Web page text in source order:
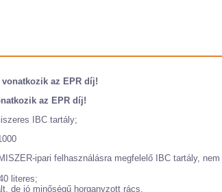
az EPR díj!
az EPR díj!
IBC tartály;
ipari felhasználásra megfelelő IBC tartály,
literes;
de jó minőségű horganyzott rács,